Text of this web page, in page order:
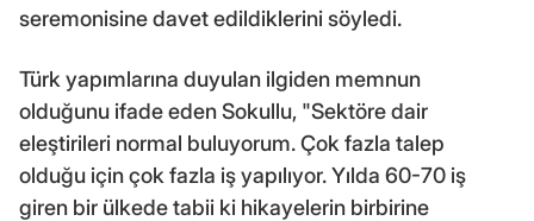
seremonisine davet edildiklerini söyledi.
Türk yapımlarına duyulan ilgiden memnun
olduğunu ifade eden Sokullu, "Sektöre dair
eleştirileri normal buluyorum. Çok fazla talep
olduğu için çok fazla iş yapılıyor. Yılda 60-70 iş
giren bir ülkede tabii ki hikayelerin birbirine